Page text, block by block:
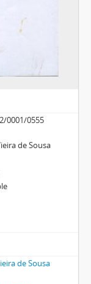
0001/0555
de Sousa
de Sousa